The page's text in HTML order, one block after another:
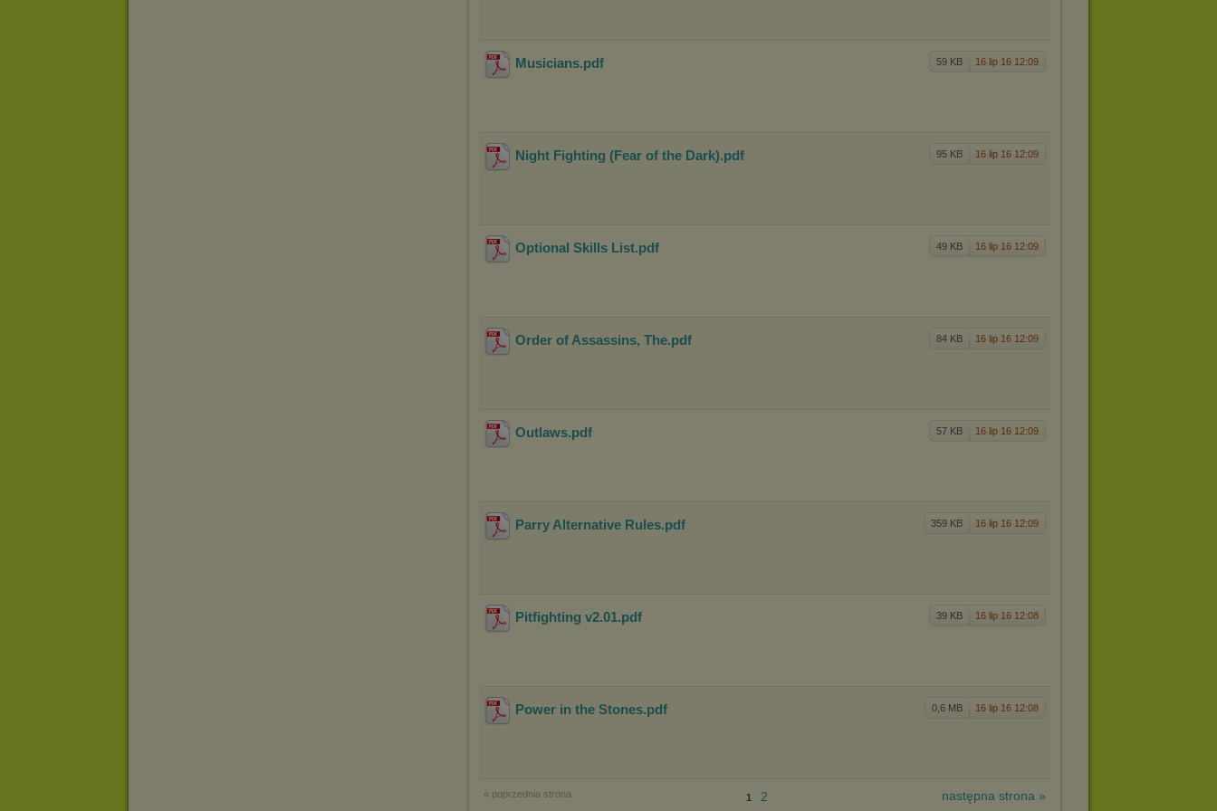
59 KB 16 lip 16 12:09
Musicians.pdf
95 KB 16 lip 16 12:09
Night Fighting (Fear of the Dark).pdf
49 KB 16 lip 16 12:09
Optional Skills List.pdf
84 KB 16 lip 16 12:09
Order of Assassins, The.pdf
57 KB 16 lip 16 12:09
Outlaws.pdf
359 KB 16 lip 16 12:09
Parry Alternative Rules.pdf
39 KB 16 lip 16 12:08
Pitfighting v2.01.pdf
0,6 MB 16 lip 16 12:08
Power in the Stones.pdf
« poprzednia strona następna strona »
1 2